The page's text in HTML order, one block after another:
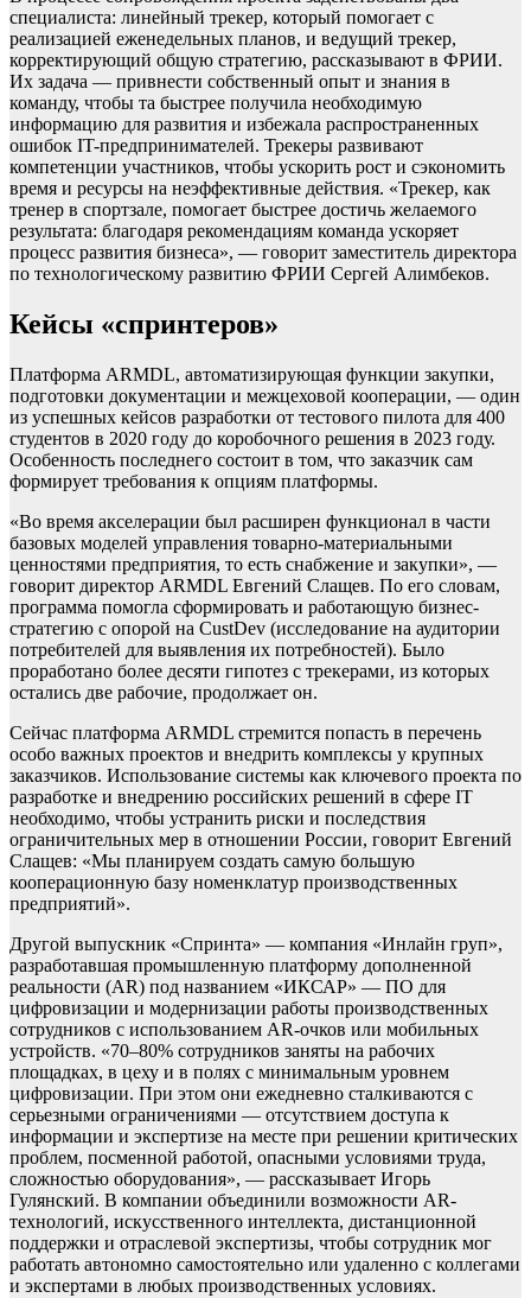
специалиста: линейный трекер, который помогает с
реализацией еженедельных планов, и ведущий трекер,
корректирующий общую стратегию, рассказывают в ФРИИ.
Их задача — привнести собственный опыт и знания в
команду, чтобы та быстрее получила необходимую
информацию для развития и избежала распространенных
ошибок IT-предпринимателей. Трекеры развивают
компетенции участников, чтобы ускорить рост и сэкономить
время и ресурсы на неэффективные действия. «Трекер, как
тренер в спортзале, помогает быстрее достичь желаемого
результата: благодаря рекомендациям команда ускоряет
процесс развития бизнеса», — говорит заместитель директора
по технологическому развитию ФРИИ Сергей Алимбеков.
Кейсы «спринтеров»
Платформа ARMDL, автоматизирующая функции закупки,
подготовки документации и межцеховой кооперации, — один
из успешных кейсов разработки от тестового пилота для 400
студентов в 2020 году до коробочного решения в 2023 году.
Особенность последнего состоит в том, что заказчик сам
формирует требования к опциям платформы.
«Во время акселерации был расширен функционал в части
базовых моделей управления товарно-материальными
ценностями предприятия, то есть снабжение и закупки», —
говорит директор ARMDL Евгений Слащев. По его словам,
программа помогла сформировать и работающую бизнес-
стратегию с опорой на CustDev (исследование на аудитории
потребителей для выявления их потребностей). Было
проработано более десяти гипотез с трекерами, из которых
остались две рабочие, продолжает он.
Сейчас платформа ARMDL стремится попасть в перечень
особо важных проектов и внедрить комплексы у крупных
заказчиков. Использование системы как ключевого проекта по
разработке и внедрению российских решений в сфере IT
необходимо, чтобы устранить риски и последствия
ограничительных мер в отношении России, говорит Евгений
Слащев: «Мы планируем создать самую большую
кооперационную базу номенклатур производственных
предприятий».
Другой выпускник «Спринта» — компания «Инлайн груп»,
разработавшая промышленную платформу дополненной
реальности (AR) под названием «ИКСАР» — ПО для
цифровизации и модернизации работы производственных
сотрудников с использованием AR-очков или мобильных
устройств. «70–80% сотрудников заняты на рабочих
площадках, в цеху и в полях с минимальным уровнем
цифровизации. При этом они ежедневно сталкиваются с
серьезными ограничениями — отсутствием доступа к
информации и экспертизе на месте при решении критических
проблем, посменной работой, опасными условиями труда,
сложностью оборудования», — рассказывает Игорь
Гулянский. В компании объединили возможности AR-
технологий, искусственного интеллекта, дистанционной
поддержки и отраслевой экспертизы, чтобы сотрудник мог
работать автономно самостоятельно или удаленно с коллегами
и экспертами в любых производственных условиях.